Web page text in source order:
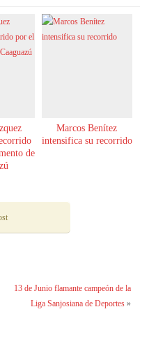
de
Marcos Benítez
intensifica su recorrido
13 de Junio flamante campeón de la
Liga Sanjosiana de Deportes»